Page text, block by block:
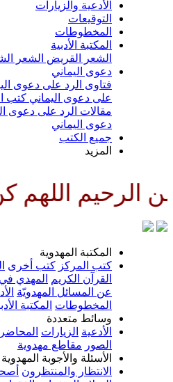
والزيارات
الأدبية
الشعر الشعبي
اليماني
الرد على دعوى اليماني المكتبة
دعوى اليماني كتب الرد على دعوى
الرد على دعوى اليماني
كن لوليك
المهدوية
كتب أخرى البحوث
المهدي في الأحاديث
المسائل المهدويّة الأدعية والزيارات
المكتبة الأدبية دعوى
متعددة
الزيارات المحاضرات المراثي
مقاطع مهدوية
والأجوبة المهدوية
والمنتظرون أصحاب الإمام